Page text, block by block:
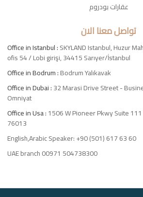
عقارات بودروم
تواصل معنا الان
Office in Istanbul :SKYLAND Istanbul, Huzur
ofis 54 / Lobi girişi, 34415 Sarıyer/İstanbul
Office in Bodrum :Bodrum Yalıkavak
Office in Dubai :32 Marasi Drive Street -
Omniyat
Office in Usa :1506 W Pioneer Pkwy Suite
76013
English,Arabic Speaker: +90 (501) 617 63 60
UAE branch 00971 504738300